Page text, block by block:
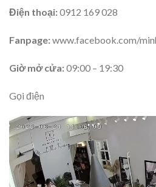
Điện thoại:0912 169 028
Fanpage:www.facebook.com/
Giờ mở cửa:09:00 – 19:30
Gọi điện